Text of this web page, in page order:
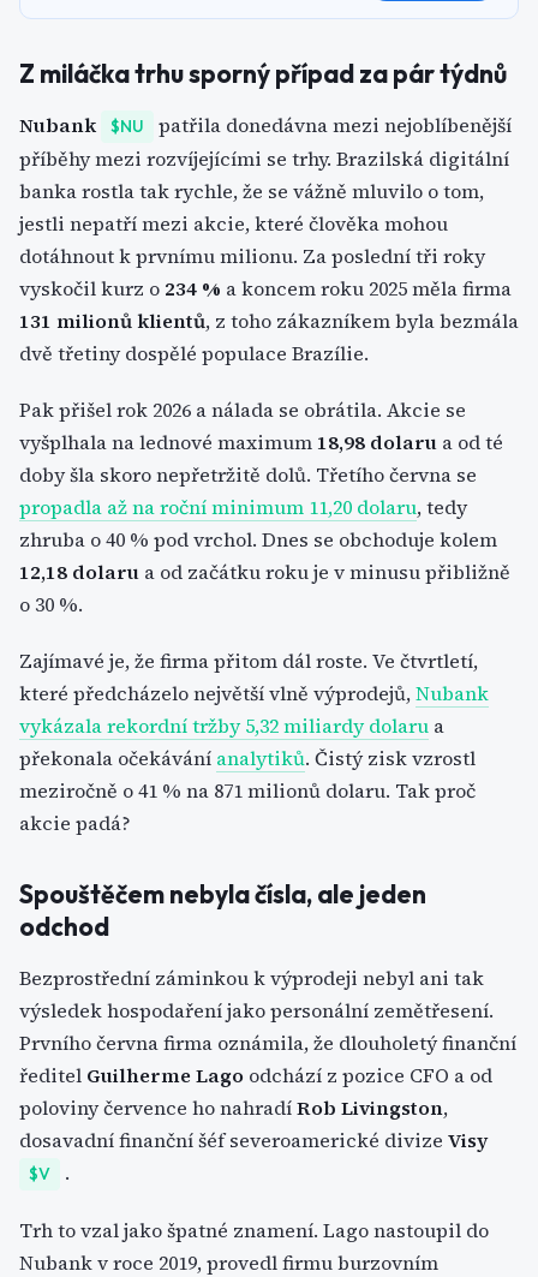
Z miláčka trhu sporný případ za pár týdnů
Nubank $NU
patřila donedávna mezi nejoblíbenější
příběhy mezi rozvíjejícími se trhy. Brazilská digitální
banka rostla tak rychle, že se vážně mluvilo o tom,
jestli nepatří mezi akcie, které člověka mohou
dotáhnout k prvnímu milionu. Za poslední tři roky
vyskočil kurz o 234 % a koncem roku 2025 měla firma
131 milionů klientů, z toho zákazníkem byla bezmála
dvě třetiny dospělé populace Brazílie.
Pak přišel rok 2026 a nálada se obrátila. Akcie se
vyšplhala na lednové maximum 18,98 dolaru a od té
doby šla skoro nepřetržitě dolů. Třetího června se
propadla až na roční minimum 11,20 dolaru, tedy
zhruba o 40 % pod vrchol. Dnes se obchoduje kolem
12,18 dolaru a od začátku roku je v minusu přibližně
o 30 %.
Zajímavé je, že firma přitom dál roste. Ve čtvrtletí,
které předcházelo největší vlně výprodejů,Nubank
vykázala rekordní tržby 5,32 miliardy dolaru a
překonala očekávání analytiků. Čistý zisk vzrostl
meziročně o 41 % na 871 milionů dolaru. Tak proč
akcie padá?
Spouštěčem nebyla čísla, ale jeden
odchod
Bezprostřední záminkou k výprodeji nebyl ani tak
výsledek hospodaření jako personální zemětřesení.
Prvního června firma oznámila, že dlouholetý finanční
ředitel Guilherme Lago odchází z pozice CFO a od
poloviny července ho nahradíRob Livingston,
dosavadní finanční šéf severoamerické divize Visy
$V .
Trh to vzal jako špatné znamení. Lago nastoupil do
Nubank v roce 2019, provedl firmu burzovním